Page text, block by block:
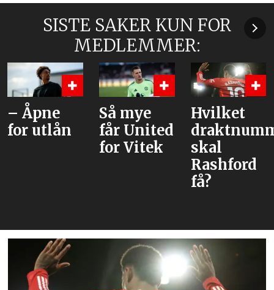
SISTE SAKER KUN FOR
MEDLEMMER:
Så mye
får United
Hvilket
draktnummer
skal
– United
tror han
kan være
løsningen